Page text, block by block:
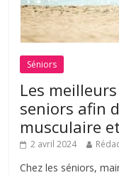
Séniors
Les
seniors afin
musculaire
2 avril 2024
Chez les séniors,